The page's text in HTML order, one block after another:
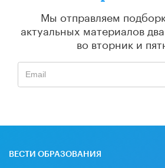
Мы отправляем
актуальных материалов
во вторник и
ВЕСТИ ОБРАЗОВАНИЯ